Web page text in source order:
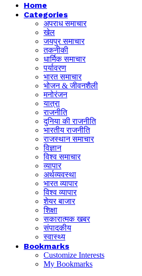
Home
Categories
अपराध समाचार
खेल
जयपुर समाचार
तकनीकी
धार्मिक समाचार
पर्यावरण
भारत समाचार
भोजन & जीवनशैली
मनोरंजन
यात्रा
राजनीति
दुनिया की राजनीति
भारतीय राजनीति
राजस्थान समाचार
विज्ञान
विश्व समाचार
व्यापार
अर्थव्यवस्था
भारत व्यापार
विश्व व्यापार
शेयर बाजार
शिक्षा
सकारात्मक खबर
संपादकीय
स्वास्थ्य
Bookmarks
Customize Interests
My Bookmarks